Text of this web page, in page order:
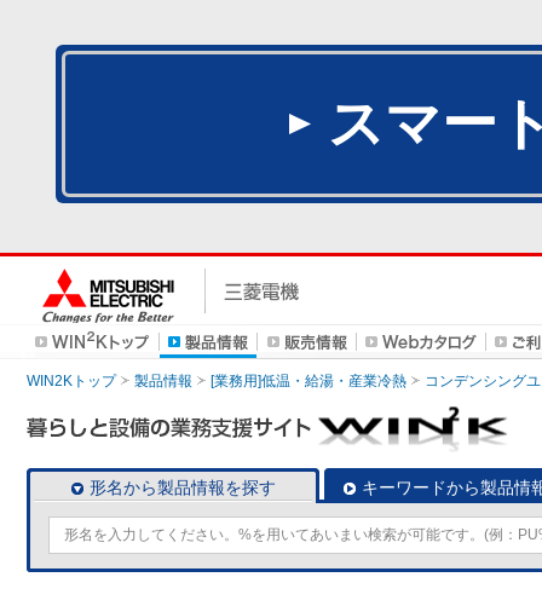
スマー
WIN2Kトップ 製品情報 [業務用]低温・給湯・産業冷熱 コンデンシング
形名から製品情報を探す キーワードから製品情